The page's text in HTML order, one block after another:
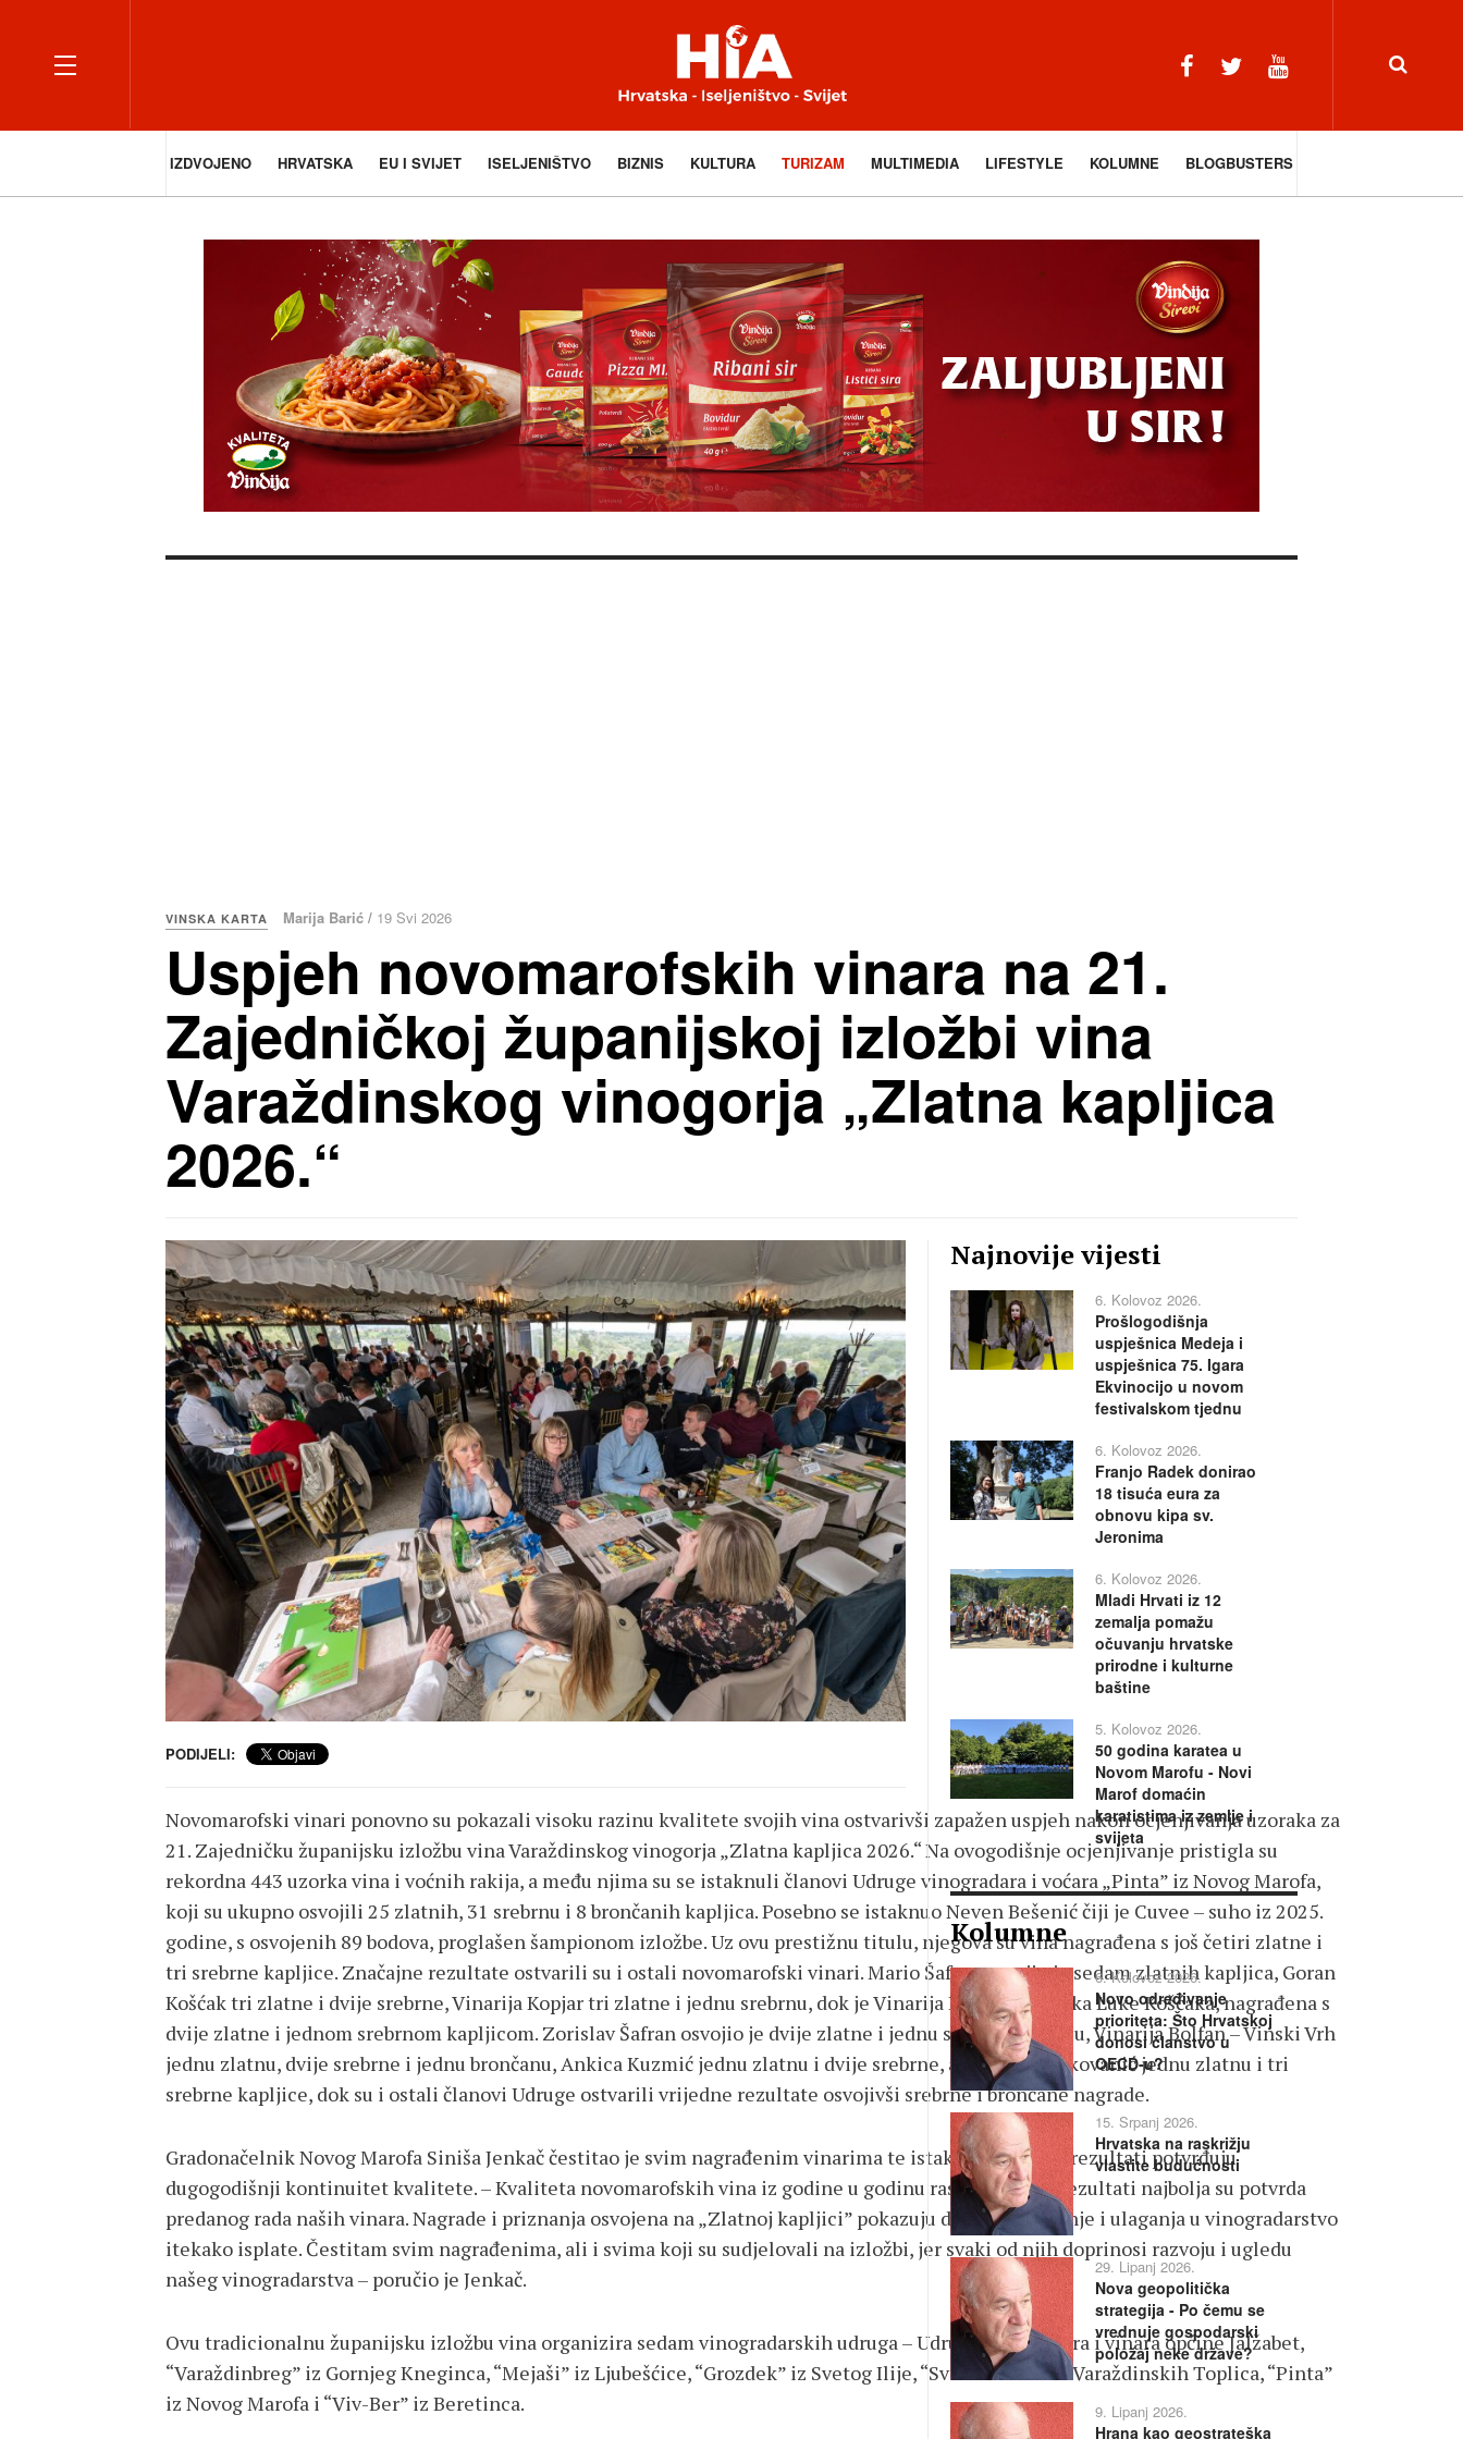
IZDVOJENO HRVATSKA EU I SVIJET ISELJENIŠTVO BIZNIS KULTURA TURIZAM MULTIMEDIA LIFESTYLE KOLUMNE BLOGBUSTERS
VINSKA KARTA Marija Barić / 19 Svi 2026
Uspjeh novomarofskih vinara na 21.
Zajedničkoj županijskoj izložbi vina
Varaždinskog vinogorja „Zlatna kapljica
2026.“
PODIJELI:
Novomarofski vinari ponovno su pokazali visoku razinu kvalitete svojih vina ostvarivši zapažen uspjeh nakon ocjenjivanja uzoraka za
21. Zajedničku županijsku izložbu vina Varaždinskog vinogorja „Zlatna kapljica 2026.“ Na ovogodišnje ocjenjivanje pristigla su
rekordna 443 uzorka vina i voćnih rakija, a među njima su se istaknuli članovi Udruge vinogradara i voćara „Pinta” iz Novog Marofa,
koji su ukupno osvojili 25 zlatnih, 31 srebrnu i 8 brončanih kapljica. Posebno se istaknuo Neven Bešenić čiji je Cuvee – suho iz 2025.
godine, s osvojenih 89 bodova, proglašen šampionom izložbe. Uz ovu prestižnu titulu, njegova su vina nagrađena s još četiri zlatne i
tri srebrne kapljice. Značajne rezultate ostvarili su i ostali novomarofski vinari. Mario Šafran osvojio je sedam zlatnih kapljica, Goran
Košćak tri zlatne i dvije srebrne, Vinarija Kopjar tri zlatne i jednu srebrnu, dok je Vinarija Košćak, vlasnika Luke Košćaka, nagrađena s
dvije zlatne i jednom srebrnom kapljicom. Zorislav Šafran osvojio je dvije zlatne i jednu srebrnu kapljicu, Vinarija Bolfan – Vinski Vrh
jednu zlatnu, dvije srebrne i jednu brončanu, Ankica Kuzmić jednu zlatnu i dvije srebrne, a Dragutin Sekovanić jednu zlatnu i tri
srebrne kapljice, dok su i ostali članovi Udruge ostvarili vrijedne rezultate osvojivši srebrne i brončane nagrade.
Gradonačelnik Novog Marofa Siniša Jenkač čestitao je svim nagrađenim vinarima te istaknuo kako ovi rezultati potvrđuju
dugogodišnji kontinuitet kvalitete. – Kvaliteta novomarofskih vina iz godine u godinu raste, a ovakvi rezultati najbolja su potvrda
predanog rada naših vinara. Nagrade i priznanja osvojena na „Zlatnoj kapljici” pokazuju da se trud, znanje i ulaganja u vinogradarstvo
itekako isplate. Čestitam svim nagrađenima, ali i svima koji su sudjelovali na izložbi, jer svaki od njih doprinosi razvoju i ugledu
našeg vinogradarstva – poručio je Jenkač.
Ovu tradicionalnu županijsku izložbu vina organizira sedam vinogradarskih udruga – Udruga vinogradara i vinara općine Jalžabet,
“Varaždinbreg” iz Gornjeg Kneginca, “Mejaši” iz Ljubešćice, “Grozdek” iz Svetog Ilije, “Sveti Martin” iz Varaždinskih Toplica, “Pinta”
iz Novog Marofa i “Viv-Ber” iz Beretinca.
Najnovije vijesti
6. Kolovoz 2026.
Prošlogodišnja
uspješnica Medeja i
uspješnica 75. Igara
Ekvinocijo u novom
festivalskom tjednu
6. Kolovoz 2026.
Franjo Radek donirao
18 tisuća eura za
obnovu kipa sv.
Jeronima
6. Kolovoz 2026.
Mladi Hrvati iz 12
zemalja pomažu
očuvanju hrvatske
prirodne i kulturne
baštine
5. Kolovoz 2026.
50 godina karatea u
Novom Marofu - Novi
Marof domaćin
karatistima iz zemlje i
svijeta
Kolumne
6. Kolovoz 2026.
Novo određivanje
prioriteta: Što Hrvatskoj
donosi članstvo u
OECD-u?
15. Srpanj 2026.
Hrvatska na raskrižju
vlastite budućnosti
29. Lipanj 2026.
Nova geopolitička
strategija - Po čemu se
vrednuje gospodarski
položaj neke države?
9. Lipanj 2026.
Hrana kao geostrateška